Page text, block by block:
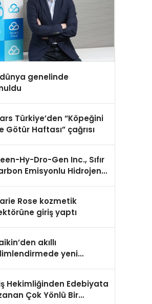
genelinde
Türkiye’den “Köpeğini
Götür Haftası” çağrısı
Hy-Dro-Gen Inc., Sıfır
Emisyonlu Hidrojen
Rose kozmetik
giriş yaptı
akıllı
yeni
Hekimliğinden Edebiyata
Çok Yönlü Bir